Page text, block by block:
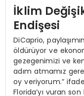
İklim
Endişesi
DiCaprio,
öldürüyor ve
gezegenimizi ve
adım atmamız
oy veriyorum.”
Florida’yı vuran